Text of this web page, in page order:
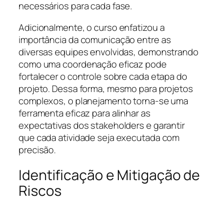
necessários para cada fase.
Adicionalmente, o curso enfatizou a
importância da comunicação entre as
diversas equipes envolvidas, demonstrando
como uma coordenação eficaz pode
fortalecer o controle sobre cada etapa do
projeto. Dessa forma, mesmo para projetos
complexos, o planejamento torna-se uma
ferramenta eficaz para alinhar as
expectativas dos stakeholders e garantir
que cada atividade seja executada com
precisão.
Identificação e Mitigação de
Riscos